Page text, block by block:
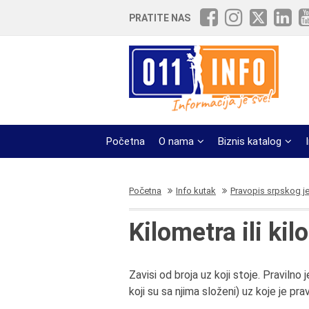
PRATITE NAS
Početna O nama Biznis katalog
Početna Info kutak Pravopis srpskog
Kilometra ili
Zavisi od broja uz koji stoje. Pravilno
koji su sa njima složeni) uz koje je